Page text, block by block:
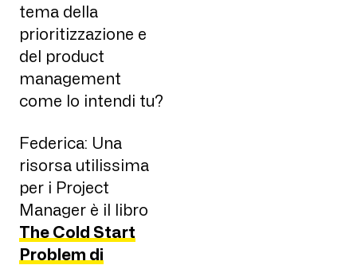
tema della
prioritizzazione e
del product
management
come lo intendi tu?
Federica: Una
risorsa utilissima
per i Project
Manager è il libro
The Cold Start
Problem di